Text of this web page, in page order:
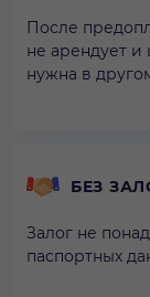
После
не арендует и
нужна в
БЕЗ
Залог не
паспортных